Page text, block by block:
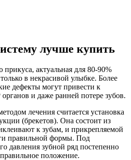
лучше купить
актуальная для 80-90%
в некрасивой улыбке. Более
дефекты могут привести к
и даже ранней потере зубов.
лечения считается установка
(брекетов). Она состоит из
к зубам, и прикрепляемой
правильной формы. Под
давления зубной ряд постепенно
положение.